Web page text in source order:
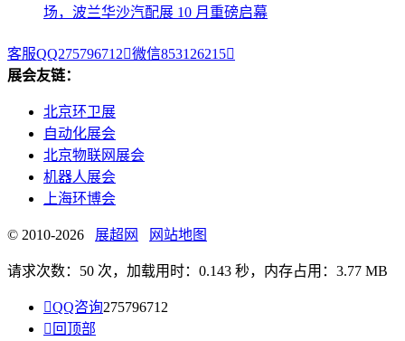
场，波兰华沙汽配展 10 月重磅启幕
客服QQ275796712微信853126215
展会友链：
北京环卫展
自动化展会
北京物联网展会
机器人展会
上海环博会
© 2010-2026 展超网 网站地图
请求次数：50 次，加载用时：0.143 秒，内存占用：3.77 MB
QQ咨询275796712
 回顶部